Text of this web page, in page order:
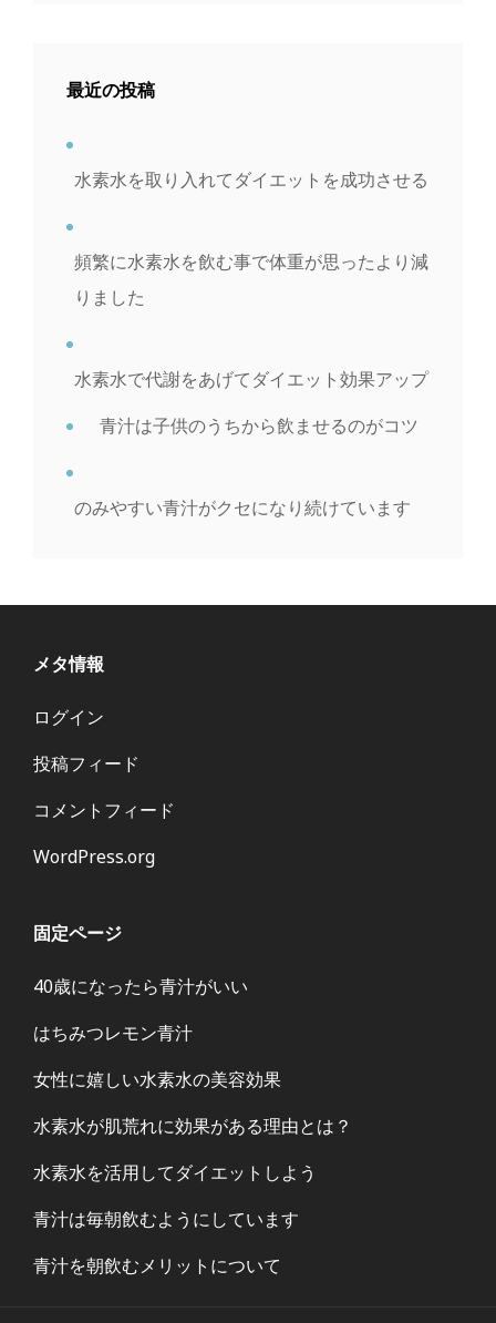
最近の投稿
水素水を取り入れてダイエットを成功させる
頻繁に水素水を飲む事で体重が思ったより減
りました
水素水で代謝をあげてダイエット効果アップ
青汁は子供のうちから飲ませるのがコツ
のみやすい青汁がクセになり続けています
メタ情報
ログイン
投稿フィード
コメントフィード
WordPress.org
固定ページ
40歳になったら青汁がいい
はちみつレモン青汁
女性に嬉しい水素水の美容効果
水素水が肌荒れに効果がある理由とは？
水素水を活用してダイエットしよう
青汁は毎朝飲むようにしています
青汁を朝飲むメリットについて